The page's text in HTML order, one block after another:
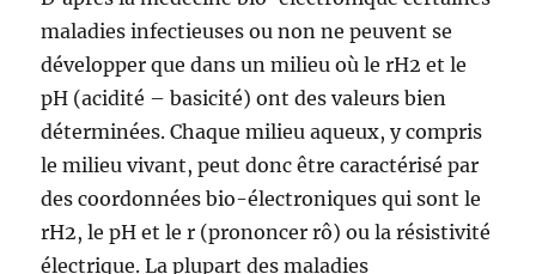
maladies infectieuses ou non ne peuvent se
développer que dans un milieu où le rH2 et le
pH (acidité – basicité) ont des valeurs bien
déterminées. Chaque milieu aqueux, y compris
le milieu vivant, peut donc être caractérisé par
des coordonnées bio-électroniques qui sont le
rH2, le pH et le r (prononcer rô) ou la résistivité
électrique. La plupart des maladies